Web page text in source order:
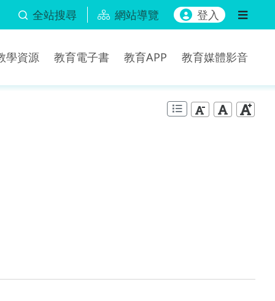
全站搜尋 網站導覽 登入
學資源 教育電子書 教育APP 教育媒體影音